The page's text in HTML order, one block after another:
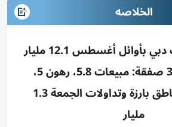
الخلاصه
تصرفات عقارات دبي بأوائل أغسطس 12.1 مليار
درهم عبر 3700 صفقة: مبيعات 5.8، رهون 5،
هبات 1.3 ومناطق بارزة وتداولات الجمعة 1.3
مليار